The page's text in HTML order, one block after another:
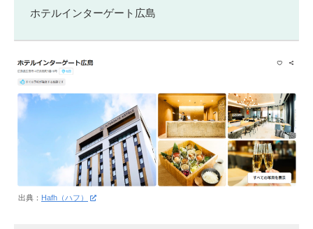
ホテルインターゲート広島
出典： Hafh（ハフ）